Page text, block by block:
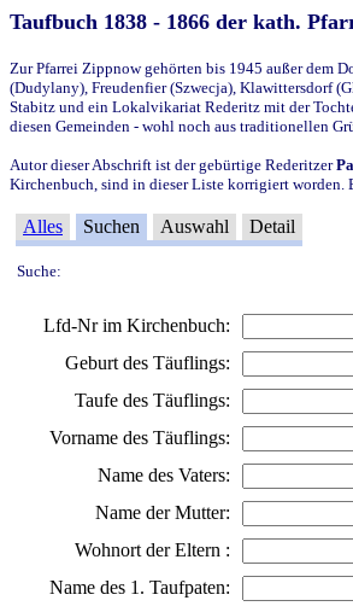
Taufbuch 1838 - 1866 der kath.
Zur Pfarrei Zippnow gehörten bis 1945 außer dem
(Dudylany), Freudenfier (Szwecja), Klawittersdorf
Stabitz und ein Lokalvikariat Rederitz mit der
diesen Gemeinden - wohl noch aus traditionellen
Autor dieser Abschrift ist der gebürtige Rederitzer
Kirchenbuch, sind in dieser Liste korrigiert worden.
Alles Suchen Auswahl Detail
Suche:
Lfd-Nr im Kirchenbuch:
Geburt des Täuflings:
Taufe des Täuflings:
Vorname des Täuflings:
Name des Vaters:
Name der Mutter:
Wohnort der Eltern :
Name des 1. Taufpaten: